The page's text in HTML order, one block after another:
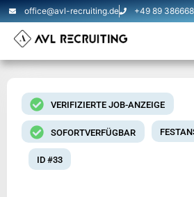
office@avl-recruiting.de +49 89
VERIFIZIERTE JOB-ANZEIGE
SOFORTVERFÜGBAR
ID #33